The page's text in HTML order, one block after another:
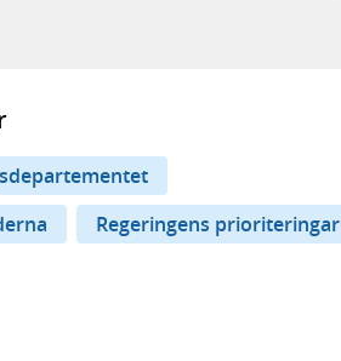
webbplats,
e-postklient,
Regeringens prioriteringar